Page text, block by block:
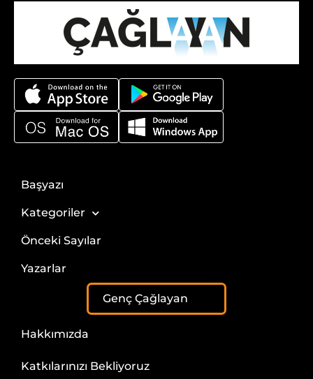
Başyazı
Kategoriler
Önceki Sayılar
Yazarlar
Genç Çağlayan
Hakkımızda
Katkılarınızı Bekliyoruz